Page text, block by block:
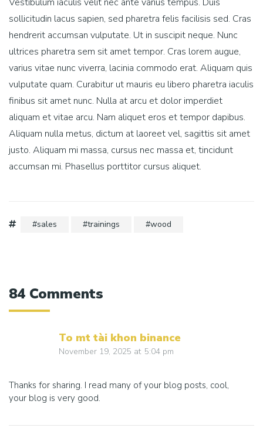
sollicitudin lacus sapien, sed pharetra felis facilisis sed. Cras
hendrerit accumsan vulputate. Ut in suscipit neque. Nunc
ultrices pharetra sem sit amet tempor. Cras lorem augue,
varius vitae nunc viverra, lacinia commodo erat. Aliquam quis
vulputate quam. Curabitur ut mauris eu libero pharetra iaculis
finibus sit amet nunc. Nulla at arcu et dolor imperdiet
aliquam et vitae arcu. Nam aliquet eros et tempor dapibus.
Aliquam nulla metus, dictum at laoreet vel, sagittis sit amet
justo. Aliquam mi massa, cursus nec massa et, tincidunt
accumsan mi. Phasellus porttitor cursus aliquet.
sales trainings wood
84 Comments
To mt tài khon binance
November 19, 2025 at 5:04 pm
Thanks for sharing. I read many of your blog posts, cool,
your blog is very good.